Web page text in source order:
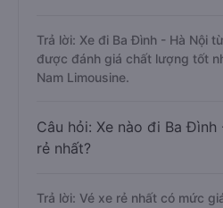
Trả lời: Xe đi Ba Đình - Hà Nội
được đánh giá chất lượng tốt
Nam Limousine.
Câu hỏi: Xe nào đi Ba
rẻ nhất?
Trả lời: Vé xe rẻ nhất có mức